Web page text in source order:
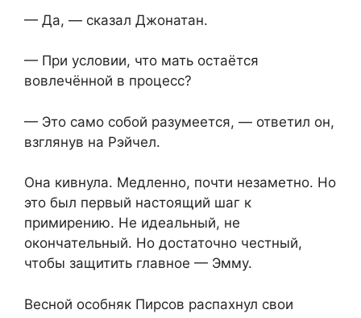
— Да, — сказал Джонатан.
— При условии, что мать остаётся
вовлечённой в процесс?
— Это само собой разумеется, — ответил он,
взглянув на Рэйчел.
Она кивнула. Медленно, почти незаметно. Но
это был первый настоящий шаг к
примирению. Не идеальный, не
окончательный. Но достаточно честный,
чтобы защитить главное — Эмму.
Весной особняк Пирсов распахнул свои